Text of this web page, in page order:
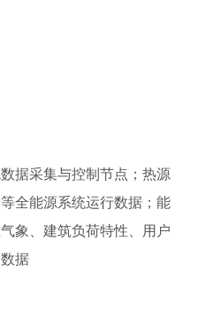
据采集与控制节点；热源
全能源系统运行数据；能
象、建筑负荷特性、用户
据